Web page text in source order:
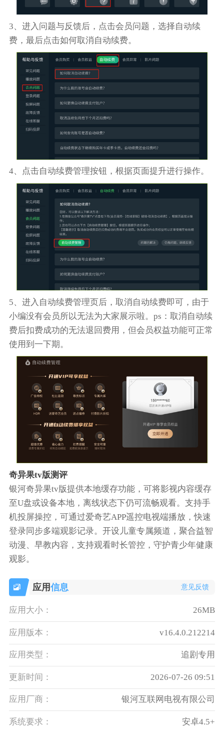
3、进入问题与反馈后，点击会员问题，选择自动续
费，最后点击如何取消自动续费。
4、点击自动续费管理按钮，根据页面提升进行操作。
5、进入自动续费管理页后，取消自动续费即可，由于
小编没有会员所以无法为大家展示啦。ps：取消自动续
费后扣费成功的无法退回费用，但会员权益功能可正常
使用到一下期。
奇异果tv版测评
银河奇异果tv版提供本地缓存功能，可将影视内容缓存
至U盘或设备本地，离线状态下仍可流畅观看。支持手
机投屏操控，可通过爱奇艺APP遥控电视端播放，快速
登录同步多端观影记录。开设儿童专属频道，聚合益智
动漫、早教内容，支持观看时长管控，守护青少年健康
观影。
应用信息 意见反馈
应用大小： 26MB
应用版本： v16.4.0.212214
应用类型： 追剧专用
更新时间： 2026-07-26 09:51
应用厂商： 银河互联网电视有限公司
系统要求： 安卓4.5+